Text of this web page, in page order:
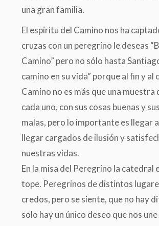
una gran familia.
El espíritu del Camino nos ha
cruzas con un peregrino le deseas
Camino” pero no sólo hasta
camino en su vida” porque al fin y al
Camino no es más que una muestra
cada uno, con sus cosas buenas y
malas, pero lo importante es llegar
llegar cargados de ilusión y
nuestras vidas.
En la misa del Peregrino la catedral
tope. Peregrinos de distintos
credos, pero se siente, que no hay
solo hay un único deseo que nos